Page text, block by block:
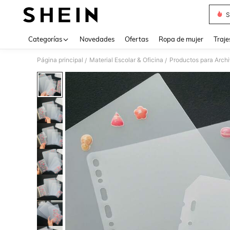
Categorías Novedades Ofertas Ropa de mujer
Página principal / Material Escolar & Oficina / Productos para